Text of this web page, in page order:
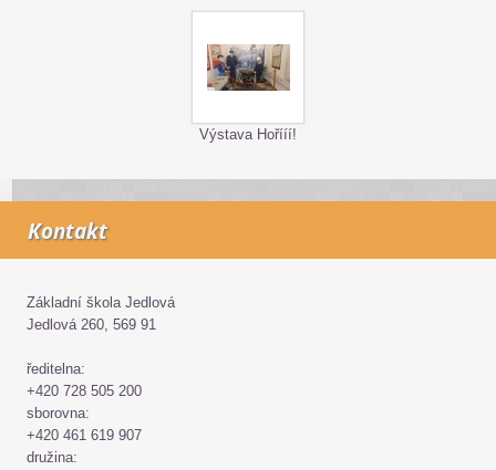
Výstava Hořííí!
Kontakt
Základní škola Jedlová
Jedlová 260, 569 91
ředitelna:
+420 728 505 200
sborovna:
+420 461 619 907
družina: